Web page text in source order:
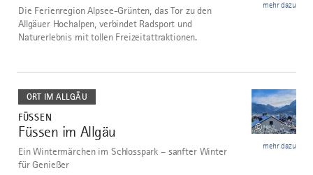
Die Ferienregion Alpsee-Grünten, das Tor zu den
Allgäuer Hochalpen, verbindet Radsport und
Naturerlebnis mit tollen Freizeitattraktionen.
mehr dazu
ORT IM ALLGÄU
FÜSSEN
2
Füssen im Allgäu ©
Ein Wintermärchen im Schlosspark – sanfter Winter
für Genießer
mehr dazu
dazu